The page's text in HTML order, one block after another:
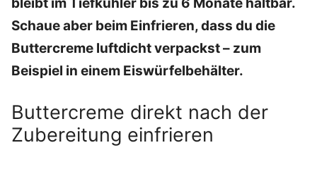
Schaue aber beim Einfrieren, dass du die
Buttercreme luftdicht verpackst – zum
Beispiel in einem Eiswürfelbehälter.
Buttercreme direkt nach der
Zubereitung einfrieren